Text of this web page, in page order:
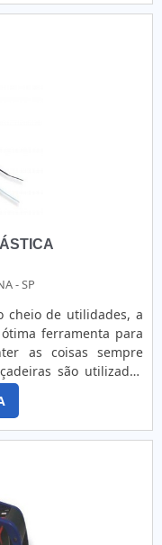
RÓTULO BOPPA
de alta qualidade
e equipamentos de
rótulo bopp com
de uma companhia
e destaque em sua
referência por ter:
de produtos;
trocar o foco
empresas que não
despercebidos em
é uma empresa
explora o segmento
objetivo é garantir a
com foco total na
QUALIDADE NO
melhores opções
se procura soluções
encontrar itens
etiqueta térmica
é possível
do ramo, além de
e instalações. Assim,
dos clientes, que
- SP
cheio de utilidades, a
ferramenta para
as coisas sempre
são utilizadas
e podem ser
a organização, em
outros usos
PLÁSTICANo
ou para organizar
a abraçadeira
útil
de